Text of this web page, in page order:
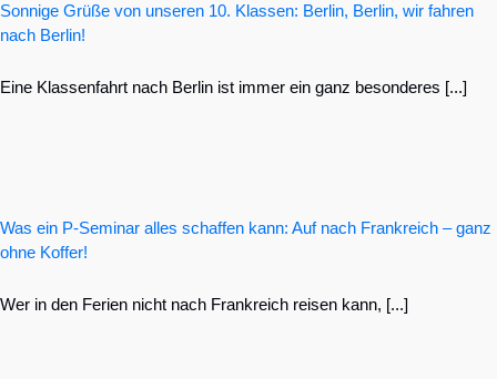
Sonnige Grüße von unseren 10. Klassen: Berlin, Berlin, wir fahren
nach Berlin!
Eine Klassenfahrt nach Berlin ist immer ein ganz besonderes [...]
Was ein P-Seminar alles schaffen kann: Auf nach Frankreich – ganz
ohne Koffer!
Wer in den Ferien nicht nach Frankreich reisen kann, [...]